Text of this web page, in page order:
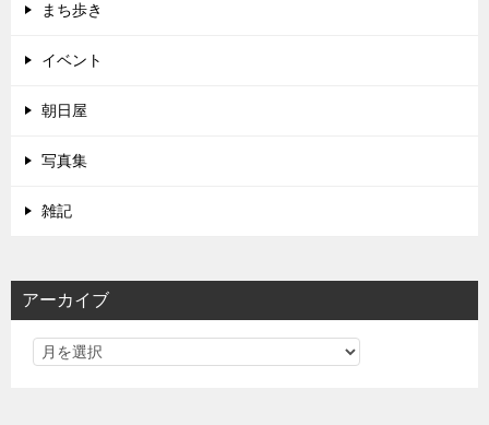
まち歩き
イベント
朝日屋
写真集
雑記
アーカイブ